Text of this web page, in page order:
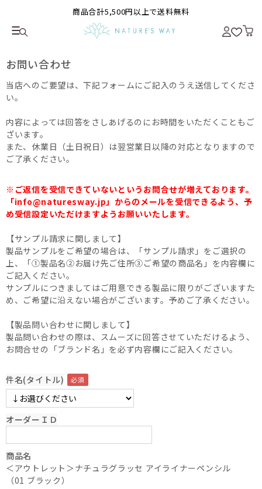
商品合計5,500円以上で送料無料
お問い合わせ
当店へのご要望は、下記フォームにご記入のうえ送信してくださ
い。
内容によっては回答をさしあげるのにお時間をいただくこともご
ざいます。
また、休業日（土日祝日）は翌営業日以降の対応となりますので
ご了承ください。
※ご返信を受信できていないというお問合せが増えております。
「info@naturesway.jp」からのメールを受信できるよう、予
め受信設定いただけますようお願いいたします。
【サンプル請求に関しまして】
製品サンプルをご希望の場合は、「サンプル請求」をご選択の
上、「①製品名②お届け先ご住所③ご希望の商品名」を内容欄に
ご記入ください。
サンプルにつきましてはご用意できる製品に限りがございますた
め、ご希望に沿えない場合がございます。予めご了承ください。
【製品問い合わせに関しまして】
製品問い合わせの際は、スムーズに回答させていただけるよう、
お問合せの「ブランド名」を必ず内容欄にご記入ください。
件名(タイトル)
オーダーＩＤ
商品名
＜アウトレット＞ナチュラグラッセ アイライナーペンシル
（01 ブラック）